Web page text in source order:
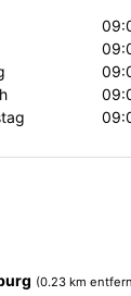
(0.23 km